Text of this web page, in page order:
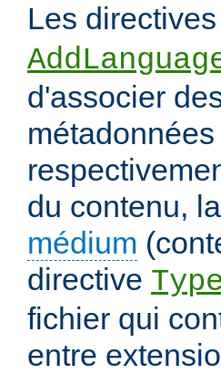
Les directives
d'associer
du contenu,
médium
directive
fichier qui
entre